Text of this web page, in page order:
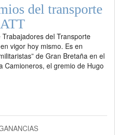
del transporte
del Transporte
vigor hoy mismo. Es en
de Gran Bretaña en el
Camioneros, el gremio de Hugo